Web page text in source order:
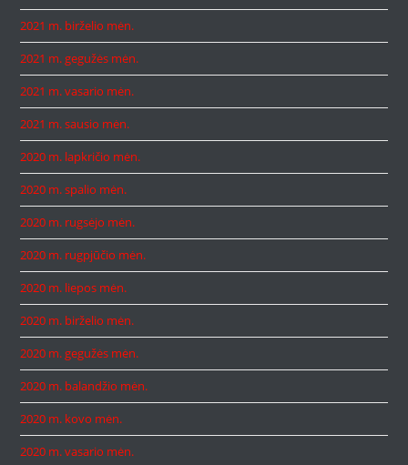
2021 m. birželio mėn.
2021 m. gegužės mėn.
2021 m. vasario mėn.
2021 m. sausio mėn.
2020 m. lapkričio mėn.
2020 m. spalio mėn.
2020 m. rugsėjo mėn.
2020 m. rugpjūčio mėn.
2020 m. liepos mėn.
2020 m. birželio mėn.
2020 m. gegužės mėn.
2020 m. balandžio mėn.
2020 m. kovo mėn.
2020 m. vasario mėn.